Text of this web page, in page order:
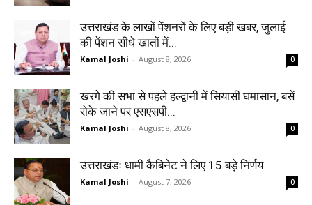
उत्तराखंड के लाखों पेंशनरों के लिए बड़ी खबर, जुलाई
की पेंशन सीधे खातों में...
Kamal Joshi - August 8, 2026 0
खरगे की सभा से पहले हल्द्वानी में सियासी घमासान, बसें
रोके जाने पर एसएसपी...
Kamal Joshi - August 8, 2026 0
उत्तराखंडः धामी कैबिनेट ने लिए 15 बड़े निर्णय
Kamal Joshi - August 7, 2026 0